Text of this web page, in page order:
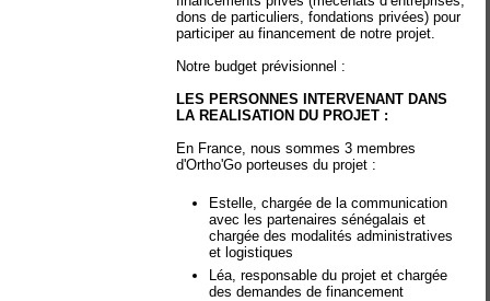
dons de particuliers, fondations privées) pour
participer au financement de notre projet.
Notre budget prévisionnel :
LES PERSONNES INTERVENANT DANS
LA REALISATION DU PROJET :
En France, nous sommes 3 membres
d'Ortho'Go porteuses du projet :
Estelle, chargée de la communication
avec les partenaires sénégalais et
chargée des modalités administratives
et logistiques
Léa, responsable du projet et chargée
des demandes de financement